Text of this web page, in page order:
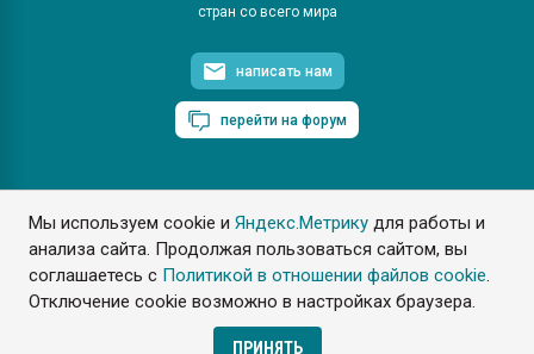
Мы используем cookie иЯндекс.Метрику для работы и
анализа сайта. Продолжая пользоваться сайтом, вы
соглашаетесь с Политикой в отношении файлов cookie.
Отключение cookie возможно в настройках браузера.
ПРИНЯТЬ
стран со всего мира
написать нам
перейти на форум
ПластЭксперт © 2006. Все права защищены
Разрешается копирование материалов сайта с обязательной
ссылкой на www.e-plastic.ru
Разработка сайта